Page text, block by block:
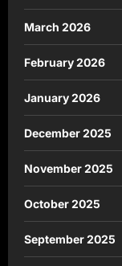
March 2026
February 2026
January 2026
December 2025
November 2025
October 2025
September 2025